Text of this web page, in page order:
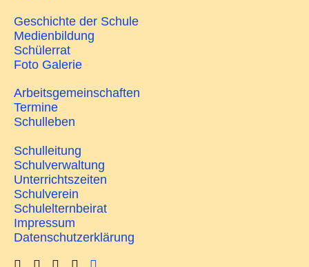
Geschichte der Schule
Medienbildung
Schülerrat
Foto Galerie
Arbeitsgemeinschaften
Termine
Schulleben
Schulleitung
Schulverwaltung
Unterrichtszeiten
Schulverein
Schulelternbeirat
Impressum
Datenschutzerklärung